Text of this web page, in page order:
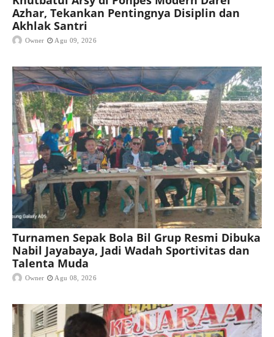
Azhar, Tekankan Pentingnya Disiplin dan
Akhlak Santri
Owner Agu 09, 2026
Turnamen Sepak Bola Bil Grup Resmi Dibuka
Nabil Jayabaya, Jadi Wadah Sportivitas dan
Talenta Muda
Owner Agu 08, 2026